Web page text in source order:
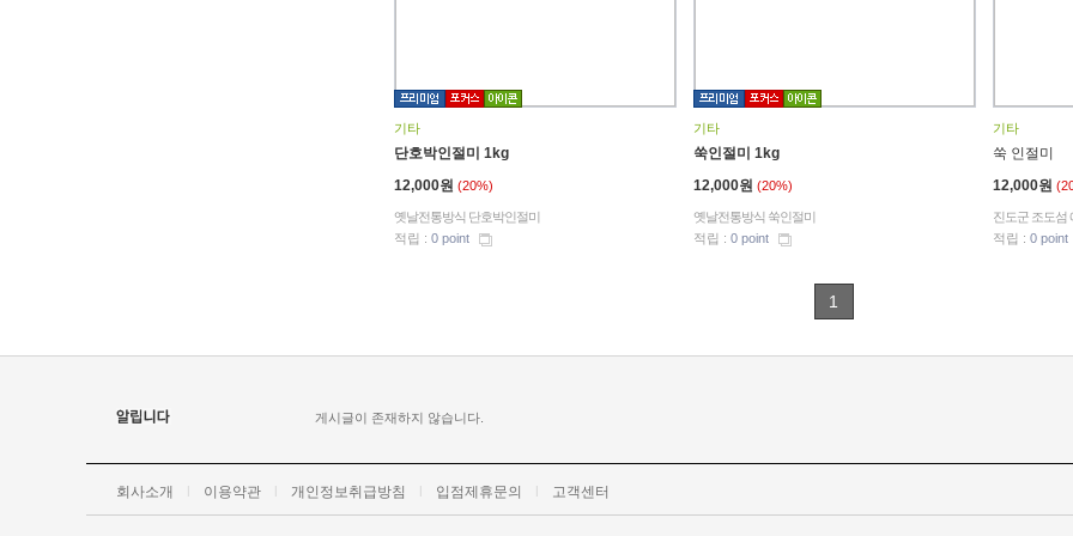
기타
단호박인절미 1kg
12,000원 (20%)
옛날전통방식 단호박인절미
적립 : 0 point
기타
쑥인절미 1kg
12,000원 (20%)
옛날전통방식 쑥인절미
적립 : 0 point
기타
쑥 인절미
12,000원
진도군 조도섬
적립 : 0 point
1
게시글이 존재하지 않습니다.
회사소개 이용약관 개인정보취급방침 입점제휴문의 고객센터